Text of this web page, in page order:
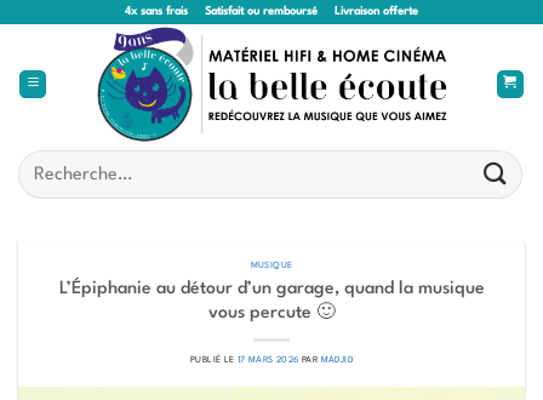
4x sans frais Satisfait ou remboursé Livraison offerte
Recherche
pour :
MUSIQUE
L’Épiphanie au détour d’un garage, quand la musique
vous percute 🙂
PUBLIÉ LE 17 MARS 2026 PAR MADJID